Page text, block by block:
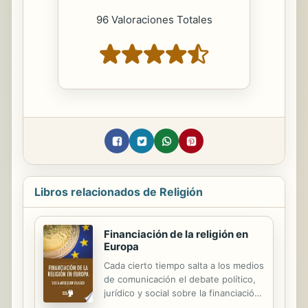
96 Valoraciones Totales
Libros relacionados de Religión
Financiación de la religión en
Europa
Cada cierto tiempo salta a los medios
de comunicación el debate político,
jurídico y social sobre la financiación